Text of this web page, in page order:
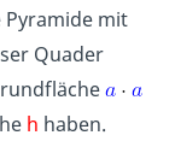
mit
Quader
h haben.